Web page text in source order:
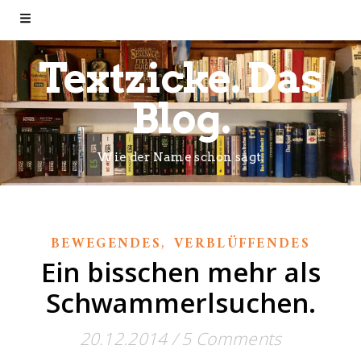
Textzicke. Das
Blog.
Wie der Name schon sagt.
BEWEGENDES,VERBLÜFFENDES
Ein bisschen mehr als
Schwammerlsuchen.
20.12.2014/ 5 Comments